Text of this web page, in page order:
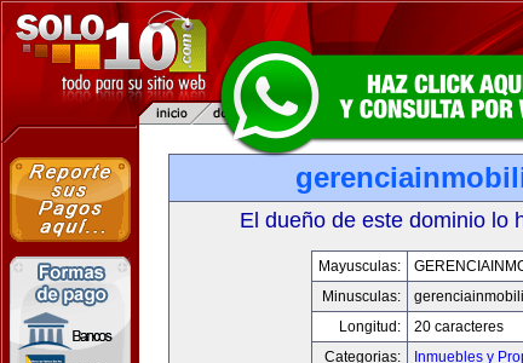
El dueño de este dominio lo
Mayusculas:
Minusculas:
Longitud:
20 caracteres
Categorias:
Inmuebles y